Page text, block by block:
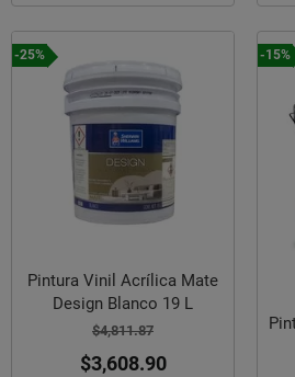
-25%
Pintura Vinil Acrílica Mate
Design Blanco 19 L
$4,811.87
$3,608.90
-15%